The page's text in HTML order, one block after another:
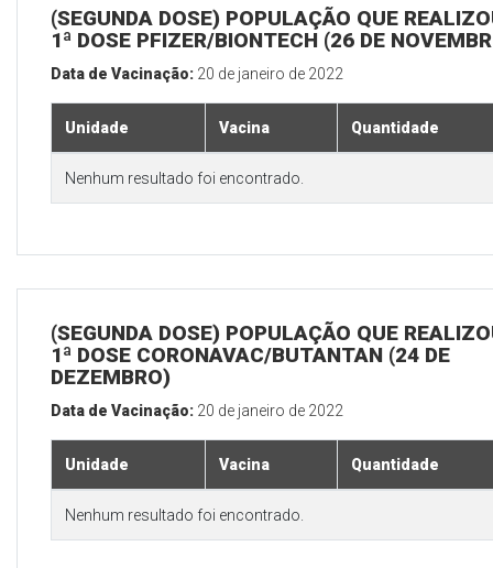
(SEGUNDA DOSE) POPULAÇÃO QUE
1ª DOSE PFIZER/BIONTECH (26 DE
Data de Vacinação: 20 de janeiro de 2022
Unidade Vacina Quantidade
Nenhum resultado foi encontrado.
(SEGUNDA DOSE) POPULAÇÃO QUE
1ª DOSE CORONAVAC/BUTANTAN (24 DE
DEZEMBRO)
Data de Vacinação: 20 de janeiro de 2022
Unidade Vacina Quantidade
Nenhum resultado foi encontrado.